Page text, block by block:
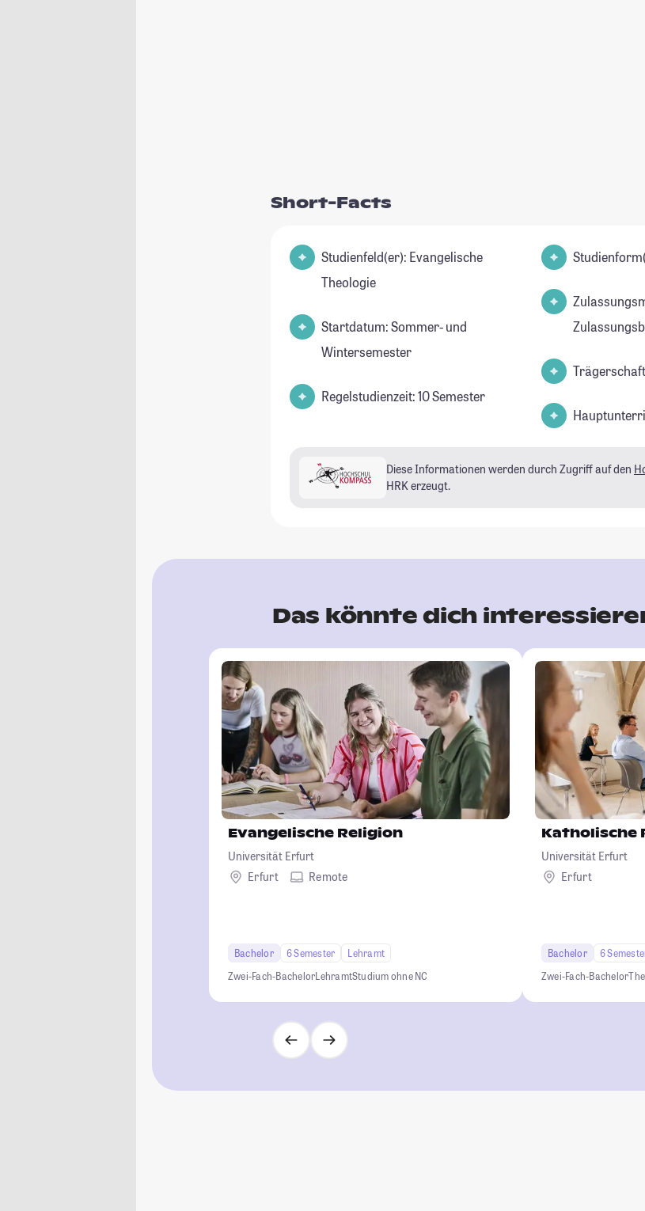
Short-Facts
Studienfeld(er): Evangelische
Theologie
Startdatum: Sommer- und
Wintersemester
Regelstudienzeit: 10 Semester
Diese Informationen werden durch Zugriff auf den
HRK erzeugt.
Das könnte dich
Evangelische Religion
Universität Erfurt
Erfurt
Remote
Bachelor 6 Semester
Lehramt
Zwei-Fach-BachelorLehramtStudium ohne NC
Katholische
Universität Erfurt
Erfurt
Bachelor 6
Zwei-Fach-Bachelor